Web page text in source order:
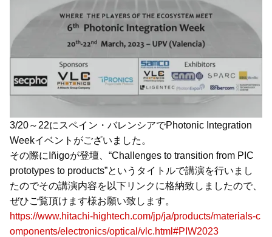
3/20～22にスペイン・バレンシアでPhotonic Integration
Weekイベントがございました。
その際にIñigoが登壇、“Challenges to transition from PIC
prototypes to products”というタイトルで講演を行いまし
たのでその講演内容を以下リンクに格納致しましたので、
ぜひご覧頂けます様お願い致します。
https://www.hitachi-hightech.com/jp/ja/products/materials-c
omponents/electronics/optical/vlc.html#PIW2023